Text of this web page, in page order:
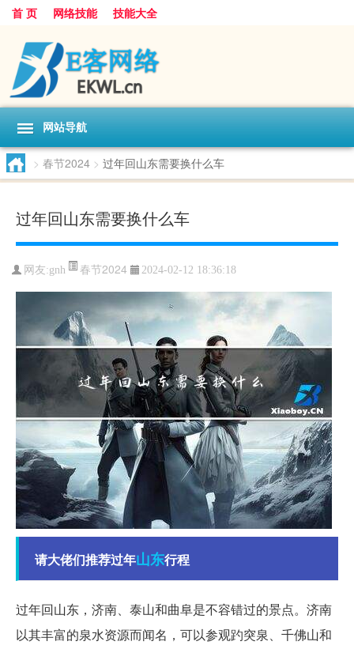
首 页 网络技能 技能大全
网站导航
> 春节2024 > 过年回山东需要换什么车
过年回山东需要换什么车
网友:gnh 春节2024 2024-02-12 18:36:18
请大佬们推荐过年山东行程
过年回山东，济南、泰山和曲阜是不容错过的景点。济南
以其丰富的泉水资源而闻名，可以参观趵突泉、千佛山和